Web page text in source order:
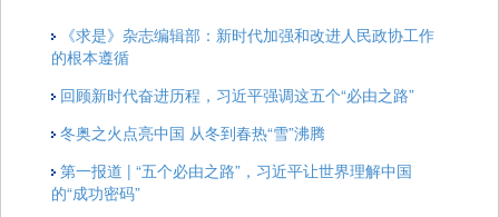
《求是》杂志编辑部：新时代加强和改进人民政协工作
的根本遵循
回顾新时代奋进历程，习近平强调这五个“必由之路”
冬奥之火点亮中国 从冬到春热“雪”沸腾
第一报道 | “五个必由之路”，习近平让世界理解中国
的“成功密码”